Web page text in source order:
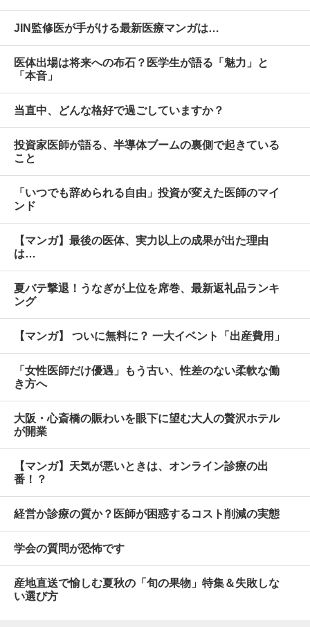
JIN監修医が手がける最新医療マンガは…
医体出場は将来への布石？医学生が語る「魅力」と
「本音」
当直中、どんな格好で過ごしていますか？
投資家医師が語る、半導体ブームの裏側で起きている
こと
「いつでも辞められる自由」投資が変えた医師のマイ
ンド
【マンガ】最後の医体、実力以上の成果が出た理由
は…
夏バテ撃退！うなぎが上位を席巻、最新返礼品ランキ
ング
【マンガ】 ついに無料に？ 一大イベント「出産費用」
「女性医師だけ優遇」もう古い、性差のない柔軟な働
き方へ
大阪・心斎橋の賑わいを眼下に望む大人の贅沢ホテル
が開業
【マンガ】天気が悪いときは、オンライン診療の出
番！？
経営か診療の質か？医師が困惑するコスト削減の実態
学会の質問が恐怖です
産地直送で愉しむ夏秋の「旬の果物」特集＆失敗しな
い選び方